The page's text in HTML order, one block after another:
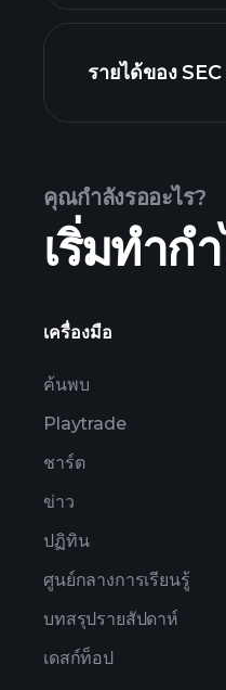
รายได้ของ
คุณกำลังรออะไร?
เริ่มทำก
เครื่องมือ
ค้นพบ
Playtrade
ชาร์ต
ข่าว
ปฏิทิน
ศูนย์กลางการเรียนรู้
บทสรุปรายสัปดาห์
เดสก์ท็อป